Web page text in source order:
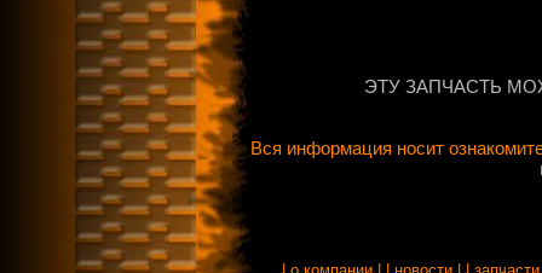
ЭТУ ЗАПЧАСТЬ
Вся информация носит